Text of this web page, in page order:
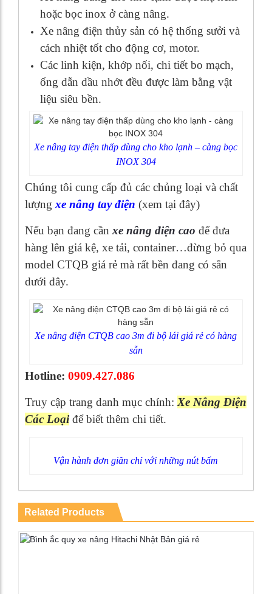
hoặc bọc inox ở càng nâng.
Xe nâng điện thủy sản có hệ thống sưởi và
cách nhiệt tốt cho động cơ, motor.
Các linh kiện, khớp nối, chi tiết bo mạch,
ống dẫn dầu nhớt đều được làm bằng vật
liệu siêu bền.
Xe nâng tay điện thấp dùng cho kho lạnh – càng bọc
INOX 304
Chúng tôi cung cấp đủ các chủng loại và chất
lượng xe nâng tay điện (xem tại đây)
Nếu bạn đang cần xe nâng điện cao để đưa
hàng lên giá kệ, xe tải, container…đừng bỏ qua
model CTQB giá rẻ mà rất bền đang có sẵn
dưới đây.
Xe nâng điện CTQB cao 3m đi bộ lái giá rẻ có hàng
sẵn
Hotline: 0909.427.086
Truy cập trang danh mục chính: Xe Nâng Điện
Các Loạiđể biết thêm chi tiết.
Vận hành đơn giãn chỉ với những nút bấm
Related Products